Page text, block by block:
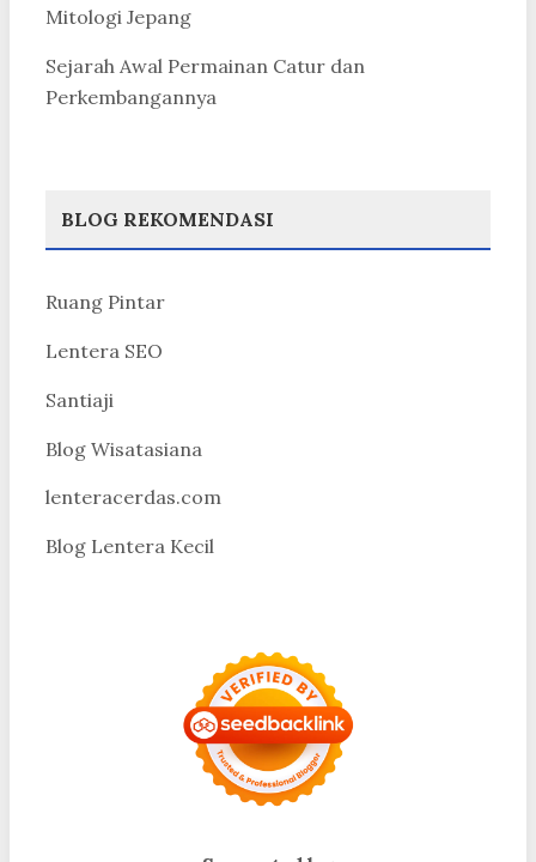
Mitologi Jepang
Sejarah Awal Permainan Catur dan
Perkembangannya
BLOG REKOMENDASI
Ruang Pintar
Lentera SEO
Santiaji
Blog Wisatasiana
lenteracerdas.com
Blog Lentera Kecil